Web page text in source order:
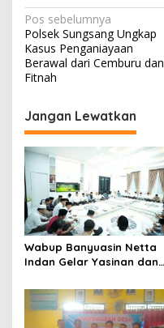
N
a
v
i
a
s
i
p
o
s
Pos sebelumnya
Polsek Sungsang Ungkap
Kasus Penganiayaan
Berawal dari Cemburu dan
Fitnah
Jangan Lewatkan
Wabup Banyuasin Netta
Indan Gelar Yasinan dan
Kaum Duafa